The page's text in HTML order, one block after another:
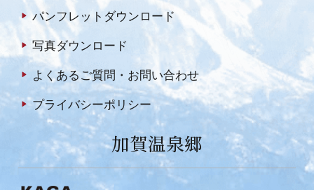
パンフレットダウンロード
写真ダウンロード
よくあるご質問・お問い合わせ
プライバシーポリシー
加賀温泉郷